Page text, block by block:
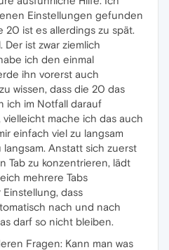
Einstellungen gefunden
20 ist es allerdings zu spät.
Der ist zwar ziemlich
ich den einmal
ihn vorerst auch
wissen, dass die 20 das
ich im Notfall darauf
vielleicht mache ich das auch
einfach viel zu langsam
langsam. Anstatt sich zuerst
Tab zu konzentrieren, lädt
mehrere Tabs
dass
nach und nach
darf so nicht bleiben.
Fragen: Kann man was